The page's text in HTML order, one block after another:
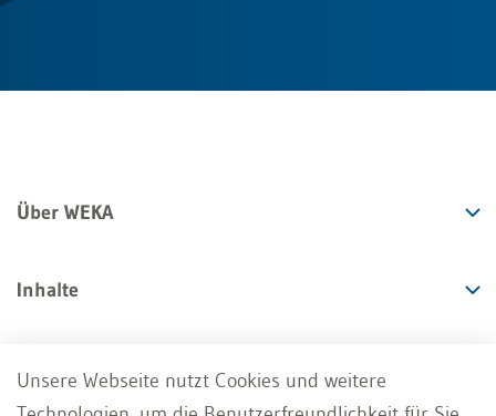
Über WEKA
Inhalte
Angebote
Unsere Webseite nutzt Cookies und weitere